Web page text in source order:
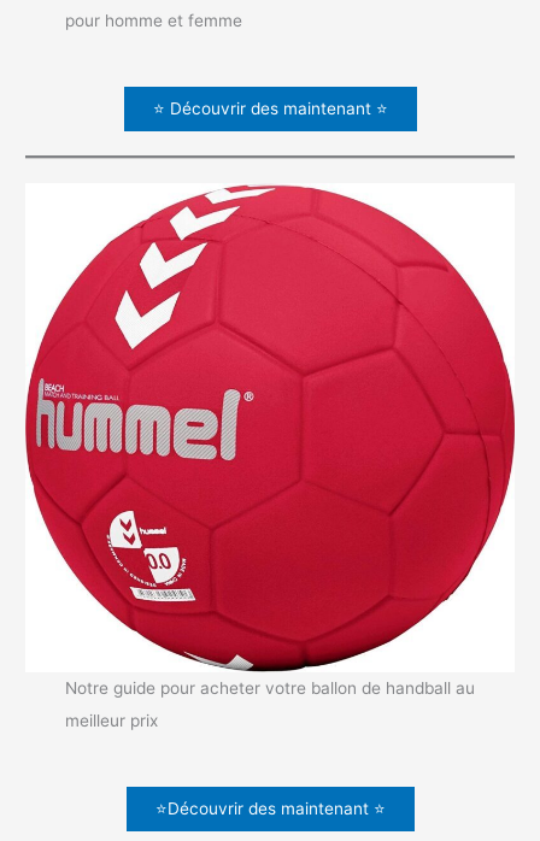
pour homme et femme
⭐ Découvrir des maintenant ⭐
Notre guide pour acheter votre ballon de handball au
meilleur prix
⭐Découvrir des maintenant ⭐